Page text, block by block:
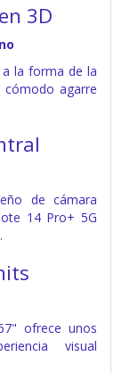
3D
la forma de la
agarre
de cámara
14 Pro+ 5G
ofrece unos
visual